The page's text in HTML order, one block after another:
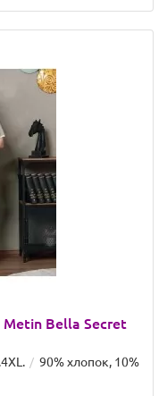
Bella Secret
90% хлопок, 10%